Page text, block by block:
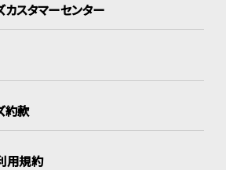
カスタマーセンター
約款
用規約